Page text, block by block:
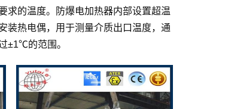
求的温度。防爆电加热器内部设置超温
装热电偶，用于测量介质出口温度，通
±1℃的范围。